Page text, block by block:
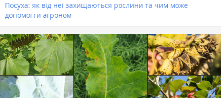
Посуха: як від неї захищаються рослини та чим може
допомогти агроном